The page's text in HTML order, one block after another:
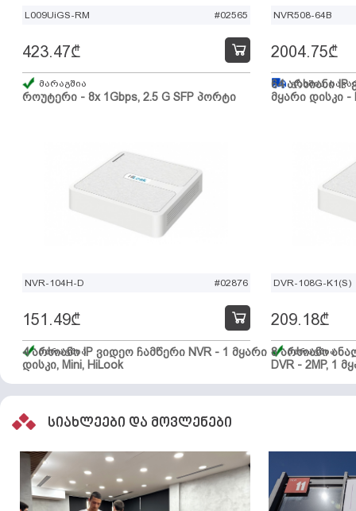
L009UiGS-RM #02565
როუტერი - 8x 1Gbps, 2.5 G SFP პორტი
423.47₾
მარაგშია
NVR508-64B
64 არხიანი IP
მყარი დისკი -
2004.75₾
გზაშია,
NVR-104H-D #02876
4 არხიანი IP ვიდეო ჩამწერი NVR - 1 მყარი
დისკი, Mini, HiLook
151.49₾
მარაგშია
DVR-108G-K1(S)
8 არხიანი
DVR - 2MP, 1
209.18₾
მარაგშია
სიახლეები და მოვლენები